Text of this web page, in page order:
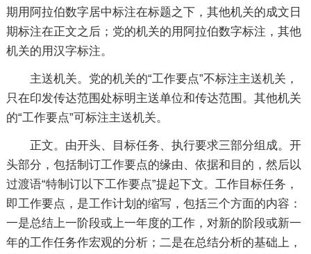
期用阿拉伯数字居中标注在标题之下，其他机关的成文日
期标注在正文之后；党的机关的用阿拉伯数字标注，其他
机关的用汉字标注。
主送机关。党的机关的“工作要点”不标注主送机关，
只在印发传达范围处标明主送单位和传达范围。其他机关
的“工作要点”可标注主送机关。
正文。由开头、目标任务、执行要求三部分组成。开
头部分，包括制订工作要点的缘由、依据和目的，然后以
过渡语“特制订以下工作要点”提起下文。工作目标任务，
即工作要点，是工作计划的缩写，包括三个方面的内容：
一是总结上一阶段或上一年度的工作，对新的阶段或新一
年的工作任务作宏观的分析；二是在总结分析的基础上，